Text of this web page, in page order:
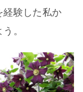
経験した私か
。